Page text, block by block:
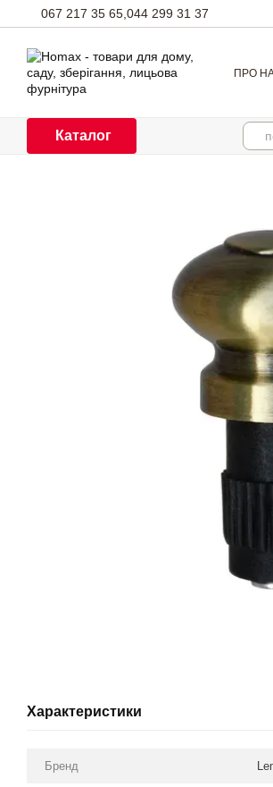
Перейти до основного контенту
067 217 35 65, 044 299 31 37
ПРО
Каталог
Характеристики
Бренд